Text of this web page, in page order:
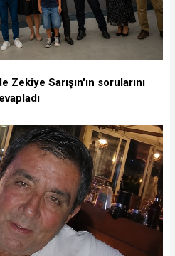
Sarışın'ın sorularını